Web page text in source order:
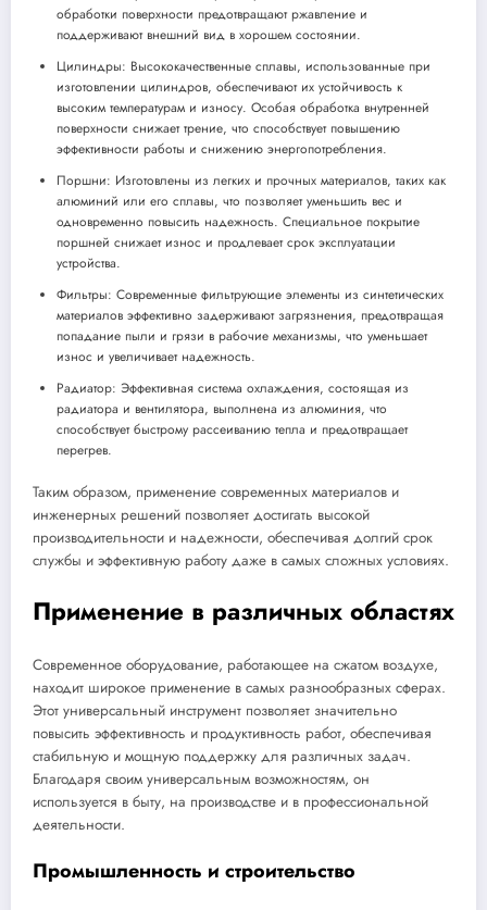
обработки поверхности предотвращают ржавление и
поддерживают внешний вид в хорошем состоянии.
Цилиндры: Высококачественные сплавы, использованные при
изготовлении цилиндров, обеспечивают их устойчивость к
высоким температурам и износу. Особая обработка внутренней
поверхности снижает трение, что способствует повышению
эффективности работы и снижению энергопотребления.
Поршни: Изготовлены из легких и прочных материалов, таких как
алюминий или его сплавы, что позволяет уменьшить вес и
одновременно повысить надежность. Специальное покрытие
поршней снижает износ и продлевает срок эксплуатации
устройства.
Фильтры: Современные фильтрующие элементы из синтетических
материалов эффективно задерживают загрязнения, предотвращая
попадание пыли и грязи в рабочие механизмы, что уменьшает
износ и увеличивает надежность.
Радиатор: Эффективная система охлаждения, состоящая из
радиатора и вентилятора, выполнена из алюминия, что
способствует быстрому рассеиванию тепла и предотвращает
перегрев.
Таким образом, применение современных материалов и
инженерных решений позволяет достигать высокой
производительности и надежности, обеспечивая долгий срок
службы и эффективную работу даже в самых сложных условиях.
Применение в различных областях
Современное оборудование, работающее на сжатом воздухе,
находит широкое применение в самых разнообразных сферах.
Этот универсальный инструмент позволяет значительно
повысить эффективность и продуктивность работ, обеспечивая
стабильную и мощную поддержку для различных задач.
Благодаря своим универсальным возможностям, он
используется в быту, на производстве и в профессиональной
деятельности.
Промышленность и строительство